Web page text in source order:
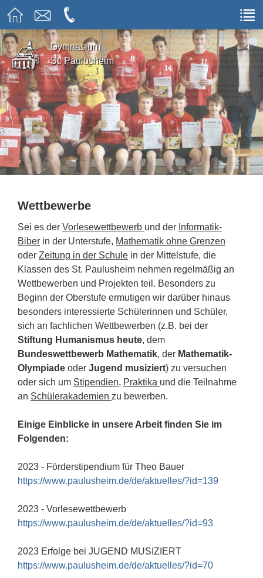
Gymnasium
St. Paulusheim
Wettbewerbe
Sei es der Vorlesewettbewerb und der Informatik-
Biber in der Unterstufe, Mathematik ohne Grenzen
oder Zeitung in der Schule in der Mittelstufe, die
Klassen des St. Paulusheim nehmen regelmäßig an
Wettbewerben und Projekten teil. Besonders zu
Beginn der Oberstufe ermutigen wir darüber hinaus
besonders interessierte Schülerinnen und Schüler,
sich an fachlichen Wettbewerben (z.B. bei der
Stiftung Humanismus heute, dem
Bundeswettbewerb Mathematik, der Mathematik-
Olympiade oder Jugend musiziert) zu versuchen
oder sich um Stipendien, Praktika und die Teilnahme
an Schülerakademien zu bewerben.
Einige Einblicke in unsere Arbeit finden Sie im
Folgenden:
2023 - Förderstipendium für Theo Bauer
https://www.paulusheim.de/de/aktuelles/?id=139
2023 - Vorlesewettbewerb
https://www.paulusheim.de/de/aktuelles/?id=93
2023 Erfolge bei JUGEND MUSIZIERT
https://www.paulusheim.de/de/aktuelles/?id=70